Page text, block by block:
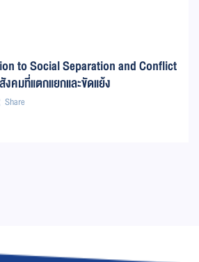
to Social Separation and Conflict
คมที่แตกแยกและขัดแย้ง
Share